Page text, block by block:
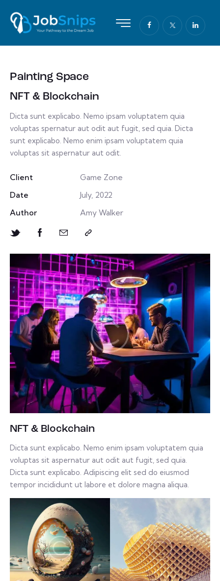
Painting Space
NFT & Blockchain
Dicta sunt explicabo. Nemo ipsam voluptatem quia
voluptas spernatur aut odit aut fugit, sed quia. Dicta
sunt explicabo. Nemo enim ipsam voluptatem quia
voluptas sit aspernatur aut odit.
Client
Game Zone
Date
July, 2022
Author
Amy Walker
NFT & Blockchain
Dicta sunt explicabo. Nemo enim ipsam voluptatem quia
voluptas sit aspernatur aut odit aut fugit, sed quia.
Dicta sunt explicabo. Adipiscing elit sed do eiusmod
tempor incididunt ut labore et dolore magna aliqua.